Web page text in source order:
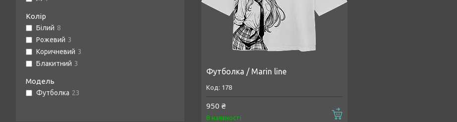
Футболка / Marin line
178
950 ₴
В наявності
Колір
Білий 8
Рожевий 3
Коричневий 3
Блакитний 3
Модель
Футболка 23